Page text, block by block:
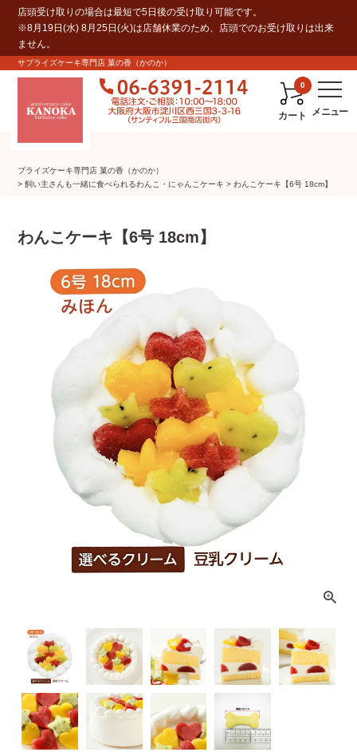
店頭受け取りの場合は最短で5日後の受け取り可能です。
※8月19日(水) 8月25日(火)は店舗休業のため、店頭でのお受け取りは出来
ません。
サプライズケーキ専門店 菓の香（かのか）
0
カート
プライズケーキ専⾨店 菓の⾹（かのか）
飼い主さんも一緒に食べられるわんこ・にゃんこケーキ
わんこケーキ【6号 18cm】
わんこケーキ【6号 18cm】